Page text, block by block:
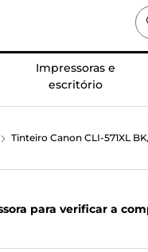
Impressoras e
escritório
Tinteiro Canon CLI-571XL
para verificar a